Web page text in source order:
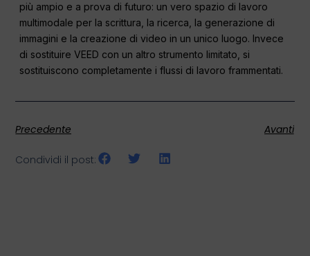
più ampio e a prova di futuro: un vero spazio di lavoro
multimodale per la scrittura, la ricerca, la generazione di
immagini e la creazione di video in un unico luogo. Invece
di sostituire VEED con un altro strumento limitato, si
sostituiscono completamente i flussi di lavoro frammentati.
Precedente Avanti
Condividi il post: